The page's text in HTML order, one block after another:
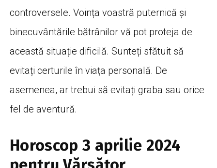
controversele. Voința voastră puternică și
binecuvântările bătrânilor vă pot proteja de
această situație dificilă. Sunteți sfătuit să
evitați certurile în viața personală. De
asemenea, ar trebui să evitați graba sau orice
fel de aventură.
Horoscop 3 aprilie 2024